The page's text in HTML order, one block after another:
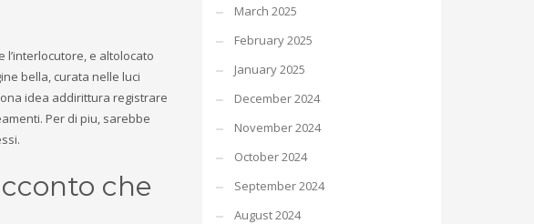
e altolocato
bella, curata nelle luci
idea addirittura registrare
Per di piu, sarebbe
che
March 2025
February 2025
January 2025
December 2024
November 2024
October 2024
September 2024
August 2024